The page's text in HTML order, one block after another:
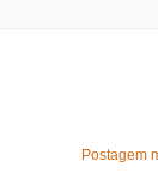
Postagem